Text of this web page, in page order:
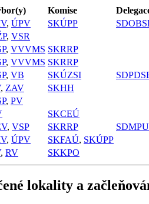
Komise
, ÚPV SKÚPP
, VSR
, VVVMS SKRRP
, VVVMS SKRRP
, VB SKÚZSI
, ZAV
SKHH
, PV
SKCEÚ
, VSP SKRRP
SDMPU
, ÚPV SKFAÚ, SKÚPP
, RV SKKPO
lokality a